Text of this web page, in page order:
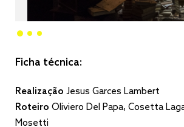
Ficha técnica:
Realização Jesus Garces Lambert
Roteiro Oliviero Del Papa, Cosetta
Mosetti